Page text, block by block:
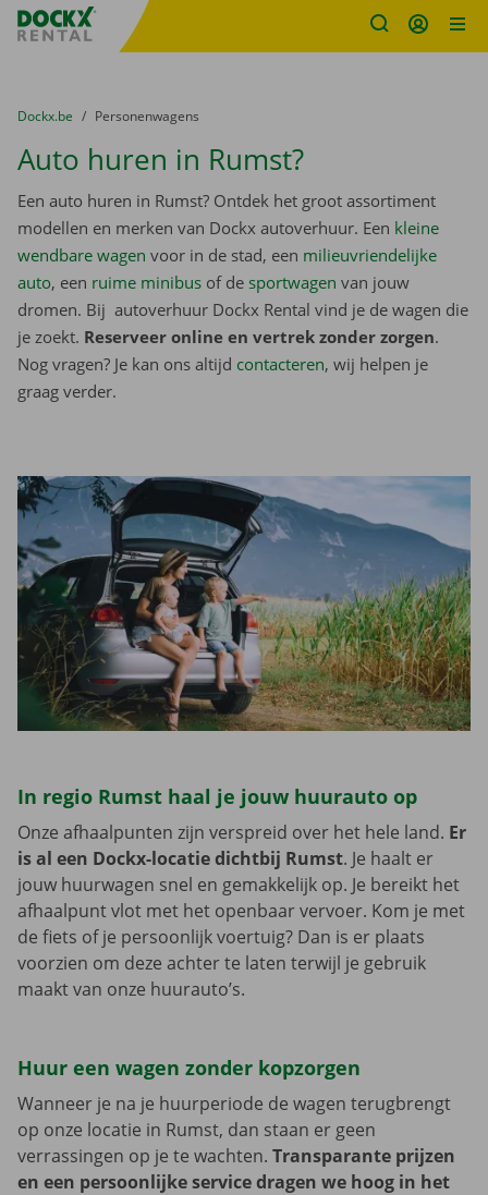
Fratello DEMO
U bevindt zich hier:
van
Dockx.be naar
Personenwagens
Auto huren in Rumst?
Een auto huren in Rumst? Ontdek het groot assortiment
modellen en merken van Dockx autoverhuur. Een kleine
wendbare wagen voor in de stad, een milieuvriendelijke
auto, een ruime minibus of de sportwagen van jouw
dromen. Bij autoverhuur Dockx Rental vind je de wagen die
je zoekt. Reserveer online en vertrek zonder zorgen.
Nog vragen? Je kan ons altijd contacteren, wij helpen je
graag verder.
In regio Rumst haal je jouw huurauto op
Onze afhaalpunten zijn verspreid over het hele land. Er
is al een Dockx-locatie dichtbij Rumst. Je haalt er
jouw huurwagen snel en gemakkelijk op. Je bereikt het
afhaalpunt vlot met het openbaar vervoer. Kom je met
de fiets of je persoonlijk voertuig? Dan is er plaats
voorzien om deze achter te laten terwijl je gebruik
maakt van onze huurauto’s.
Huur een wagen zonder kopzorgen
Wanneer je na je huurperiode de wagen terugbrengt
op onze locatie in Rumst, dan staan er geen
verrassingen op je te wachten. Transparante prijzen
en een persoonlijke service dragen we hoog in het